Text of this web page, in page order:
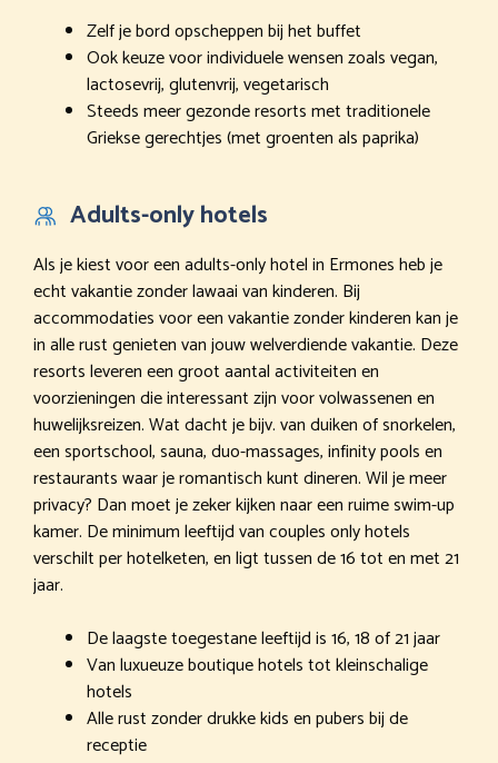
Zelf je bord opscheppen bij het buffet
Ook keuze voor individuele wensen zoals vegan,
lactosevrij, glutenvrij, vegetarisch
Steeds meer gezonde resorts met traditionele
Griekse gerechtjes (met groenten als paprika)
Adults-only hotels
Als je kiest voor een adults-only hotel in Ermones heb je
echt vakantie zonder lawaai van kinderen. Bij
accommodaties voor een vakantie zonder kinderen kan je
in alle rust genieten van jouw welverdiende vakantie. Deze
resorts leveren een groot aantal activiteiten en
voorzieningen die interessant zijn voor volwassenen en
huwelijksreizen. Wat dacht je bijv. van duiken of snorkelen,
een sportschool, sauna, duo-massages, infinity pools en
restaurants waar je romantisch kunt dineren. Wil je meer
privacy? Dan moet je zeker kijken naar een ruime swim-up
kamer. De minimum leeftijd van couples only hotels
verschilt per hotelketen, en ligt tussen de 16 tot en met 21
jaar.
De laagste toegestane leeftijd is 16, 18 of 21 jaar
Van luxueuze boutique hotels tot kleinschalige
hotels
Alle rust zonder drukke kids en pubers bij de
receptie